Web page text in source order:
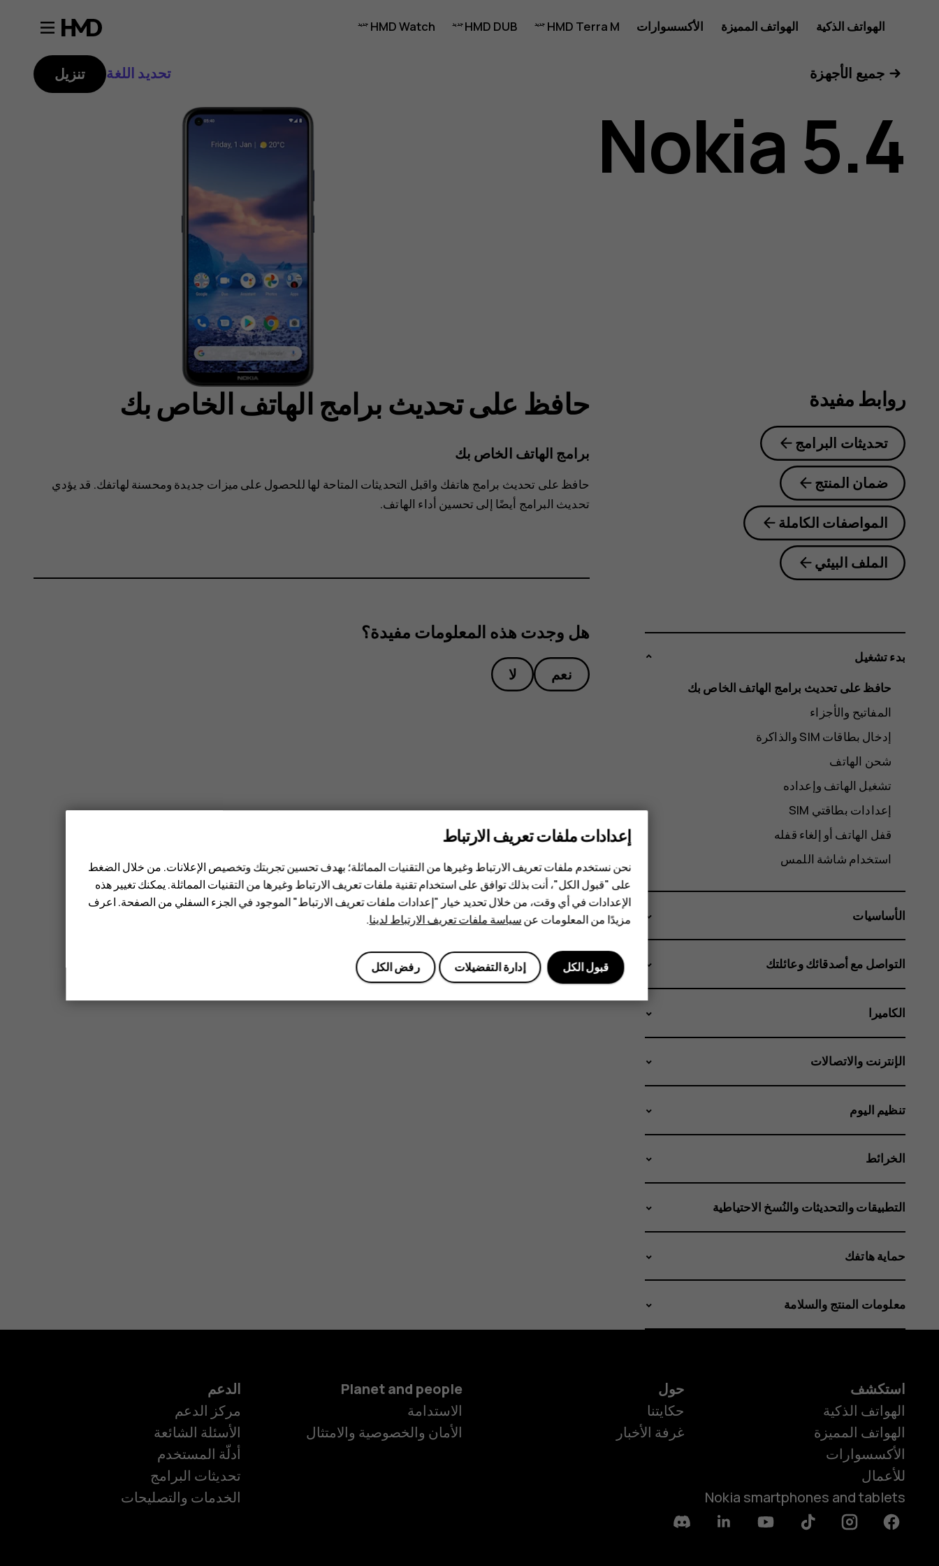
دليل
مستخدم
هاتف
الهواتف الذكية الهواتف المميزة الأكسسوارات HMD Terra M
HMD DUB
HMD Watch
الهواتف الذكية
جميع الأجهزة تحديد اللغة تنزيل
Nokia 5.4
حافظ على تحديث برامج الهاتف الخاص بك
برامج الهاتف الخاص بك
حافظ على تحديث برامج هاتفك واقبل التحديثات المتاحة لها للحصول على ميزات جديدة ومحسنة لهاتفك. قد يؤدي
تحديث البرامج أيضًا إلى تحسين أداء الهاتف.
هل وجدت هذه المعلومات مفيدة؟
نعم لا
روابط مفيدة
تحديثات البرامج
ضمان المنتج
المواصفات الكاملة
الملف البيئي
بدء تشغيل
حافظ على تحديث برامج الهاتف الخاص بك
المفاتيح والأجزاء
شحن الهاتف
تشغيل الهاتف وإعداده
إعدادات بطاقتي SIM
قفل الهاتف أو إلغاء قفله
استخدام شاشة اللمس
الأساسيات
التواصل مع أصدقائك وعائلتك
الكاميرا
الإنترنت والاتصالات
تنظيم اليوم
الخرائط
التطبيقات والتحديثات والنُسخ الاحتياطية
حماية هاتفك
معلومات المنتج والسلامة
استكشف
الهواتف الذكية
الهواتف المميزة
الأكسسوارات
للأعمال
Nokia smartphones and tablets
حول
حكايتنا
غرفة الأخبار
Planet and people
الاستدامة
الأمان والخصوصية والامتثال
الدعم
مركز الدعم
الأسئلة الشائعة
أدلّة المستخدم
تحديثات البرامج
الخدمات والتصليحات
Facebook
Instagram
Tiktok
Youtube
Linkedin
Discord
إعدادات ملفات تعريف الارتباط
نحن نستخدم ملفات تعريف الارتباط وغيرها من التقنيات المماثلة؛ بهدف تحسين تجربتك وتخصيص الإعلانات. من خلال الضغط
على "قبول الكل"، أنت بذلك توافق على استخدام تقنية ملفات تعريف الارتباط وغيرها من التقنيات المماثلة. يمكنك تغيير هذه
الإعدادات في أي وقت، من خلال تحديد خيار "إعدادات ملفات تعريف الارتباط" الموجود في الجزء السفلي من الصفحة. اعرف
مزيدًا من المعلومات عنسياسة ملفات تعريف الارتباط لدينا.
رفض الكل إدارة التفضيلات قبول الكل